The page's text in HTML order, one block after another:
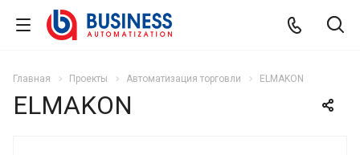
Главная Проекты Автоматизация торговли ELMAKON
ELMAKON